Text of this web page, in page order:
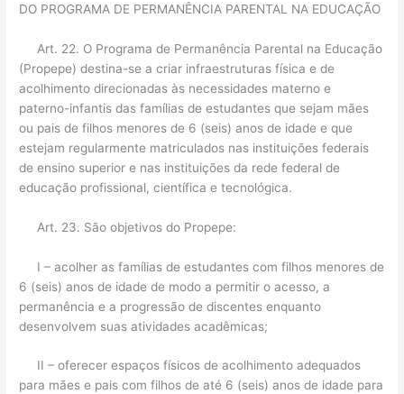
DO PROGRAMA DE PERMANÊNCIA PARENTAL NA EDUCAÇÃO
Art. 22. O Programa de Permanência Parental na Educação
(Propepe) destina-se a criar infraestruturas física e de
acolhimento direcionadas às necessidades materno e
paterno-infantis das famílias de estudantes que sejam mães
ou pais de filhos menores de 6 (seis) anos de idade e que
estejam regularmente matriculados nas instituições federais
de ensino superior e nas instituições da rede federal de
educação profissional, científica e tecnológica.
Art. 23. São objetivos do Propepe:
I – acolher as famílias de estudantes com filhos menores de
6 (seis) anos de idade de modo a permitir o acesso, a
permanência e a progressão de discentes enquanto
desenvolvem suas atividades acadêmicas;
II – oferecer espaços físicos de acolhimento adequados
para mães e pais com filhos de até 6 (seis) anos de idade para